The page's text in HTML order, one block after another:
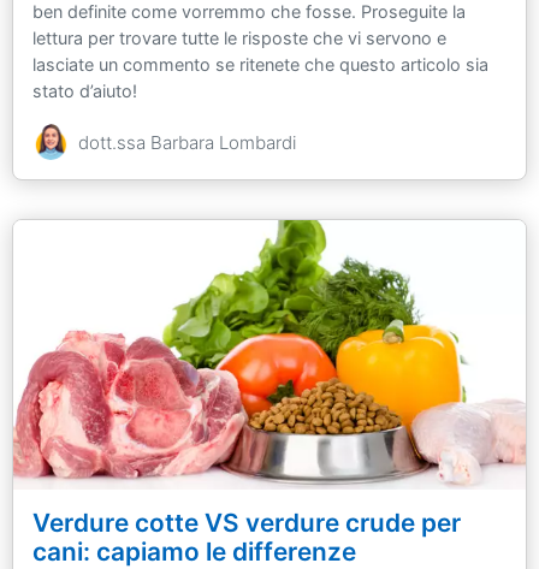
ben definite come vorremmo che fosse. Proseguite la
lettura per trovare tutte le risposte che vi servono e
lasciate un commento se ritenete che questo articolo sia
stato d’aiuto!
dott.ssa Barbara Lombardi
Verdure cotte VS verdure crude per
cani: capiamo le differenze